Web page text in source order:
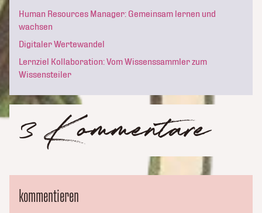
Human Resources Manager: Gemeinsam lernen und
wachsen
Digitaler Wertewandel
Lernziel Kollaboration: Vom Wissenssammler zum
Wissensteiler
3 Kommentare
kommentieren